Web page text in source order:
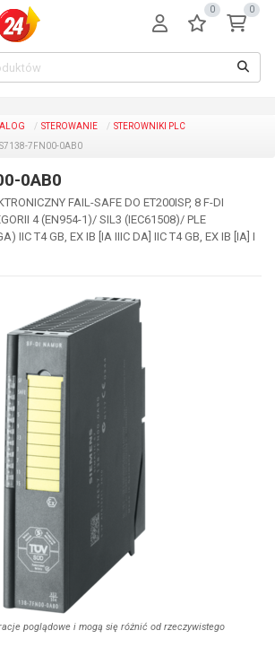
0 0
STEROWANIE
STEROWNIKI PLC
7FN00-0AB0
0AB0
FAIL-SAFE DO ET200ISP, 8 F-DI
4 (EN954-1)/ SIL3 (IEC61508)/ PLE
IIC T4 GB, EX IB [IA IIIC DA] IIC T4 GB, EX IB [IA] I
poglądowe i mogą się różnić od rzeczywistego